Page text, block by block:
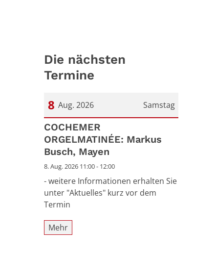
Die nächsten
Termine
Samstag
8 Aug. 2026
Datum: 8. August 2026
COCHEMER
ORGELMATINÉE: Markus
Busch, Mayen
8. Aug. 2026 11:00 - 12:00
- weitere Informationen erhalten Sie
unter "Aktuelles" kurz vor dem
Termin
Mehr